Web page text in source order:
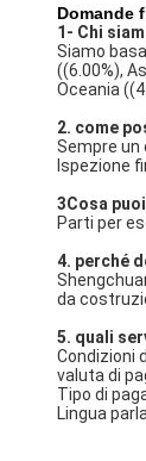
Domande
1- Chi
Siamo
((6.00%),
Oceania
2. come
Sempre un
Ispezione
3Cosa
Parti per
4. perché
da
5. quali
Condizioni
valuta di
Tipo di
Lingua